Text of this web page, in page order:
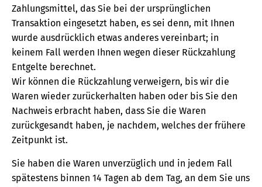
Zahlungsmittel, das Sie bei der ursprünglichen
Transaktion eingesetzt haben, es sei denn, mit Ihnen
wurde ausdrücklich etwas anderes vereinbart; in
keinem Fall werden Ihnen wegen dieser Rückzahlung
Entgelte berechnet.
Wir können die Rückzahlung verweigern, bis wir die
Waren wieder zurückerhalten haben oder bis Sie den
Nachweis erbracht haben, dass Sie die Waren
zurückgesandt haben, je nachdem, welches der frühere
Zeitpunkt ist.
Sie haben die Waren unverzüglich und in jedem Fall
spätestens binnen 14 Tagen ab dem Tag, an dem Sie uns